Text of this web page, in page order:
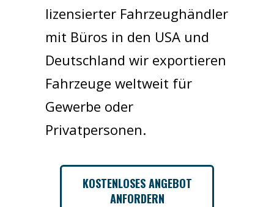
lizensierter Fahrzeughändler
mit Büros in den USA und
Deutschland wir exportieren
Fahrzeuge weltweit für
Gewerbe oder
Privatpersonen.
KOSTENLOSES ANGEBOT
ANFORDERN